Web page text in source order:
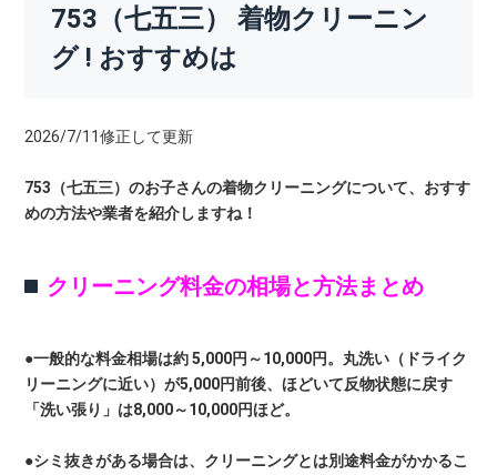
753（七五三） 着物クリーニン
グ ! おすすめは
2026/7/11修正して更新
753（七五三）のお子さんの着物クリーニングについて、おすす
めの方法や業者を紹介しますね！
クリーニング料金の相場と方法まとめ
●一般的な料金相場は約 5,000円～10,000円。丸洗い（ドライク
リーニングに近い）が5,000円前後、ほどいて反物状態に戻す
「洗い張り」は8,000～10,000円ほど。
●シミ抜きがある場合は、クリーニングとは別途料金がかかるこ